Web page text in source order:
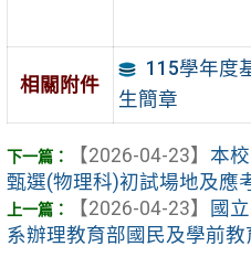
相關附件
115學年度
生簡章
【2026-04-23】 本
甄選(物理科)初試場地及應
【2026-04-23】
國
系辦理教育部國民及學前教